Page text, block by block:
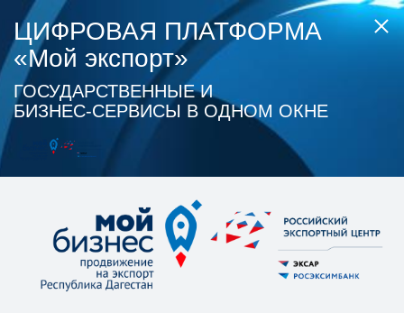
ЦИФРОВАЯ ПЛАТФОРМА
«Мой экспорт»
ГОСУДАРСТВЕННЫЕ И
БИЗНЕС‑СЕРВИСЫ В ОДНОМ ОКНЕ